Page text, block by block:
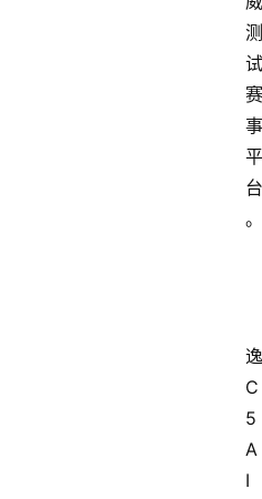
测
试
赛
事
平
台
。
逸
C
5
A
I